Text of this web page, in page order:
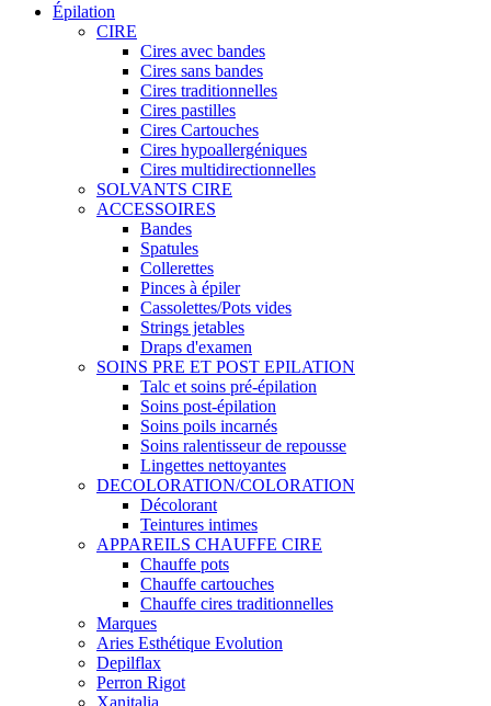
Épilation
CIRE
Cires avec bandes
Cires sans bandes
Cires traditionnelles
Cires pastilles
Cires Cartouches
Cires hypoallergéniques
Cires multidirectionnelles
SOLVANTS CIRE
ACCESSOIRES
Bandes
Spatules
Collerettes
Pinces à épiler
Cassolettes/Pots vides
Strings jetables
Draps d'examen
SOINS PRE ET POST EPILATION
Talc et soins pré-épilation
Soins post-épilation
Soins poils incarnés
Soins ralentisseur de repousse
Lingettes nettoyantes
DECOLORATION/COLORATION
Décolorant
Teintures intimes
APPAREILS CHAUFFE CIRE
Chauffe pots
Chauffe cartouches
Chauffe cires traditionnelles
Marques
Aries Esthétique Evolution
Depilflax
Perron Rigot
Xanitalia